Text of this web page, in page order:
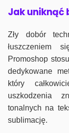
Jak uniknąć
Zły dobór
łuszczeniem
Promoshop
dedykowane
który
uszkodzenia
tonalnych na
sublimację.